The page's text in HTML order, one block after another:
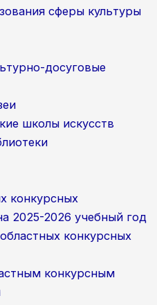
сферы культуры
досуговые
школы искусств
конкурсных
2025-2026 учебный год
конкурсных
конкурсным